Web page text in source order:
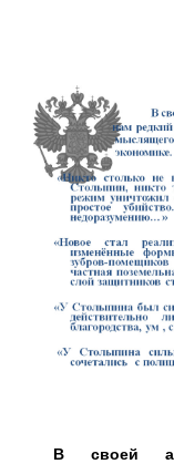
В своей